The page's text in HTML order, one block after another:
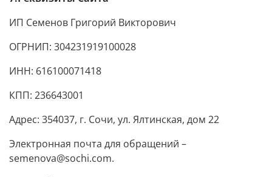
ИП Семенов Григорий Викторович
ОГРНИП: 304231919100028
ИНН: 616100071418
КПП: 236643001
Адрес: 354037, г. Сочи, ул. Ялтинская, дом 22
Электронная почта для обращений –
semenova@sochi.com.